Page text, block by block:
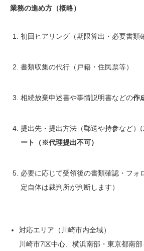
業務の進め方（概略）
初回ヒアリング（期限算出・必要書類
書類収集の代行（戸籍・住民票等）
相続放棄申述書や事情説明書などの作
提出先・提出方法（郵送や持参など）
ート（※代理提出不可）
必要に応じて受領後の書類確認・フ
定自体は裁判所が判断します）
対応エリア（川崎市内全域）
川崎市7区中心、横浜南部・東京都南